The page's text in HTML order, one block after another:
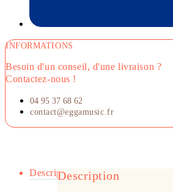
INFORMATIONS
Besoin d'un conseil, d'une livraison ?
Contactez-nous !
04 95 37 68 62
contact@eggamusic.fr
DescriptionDescription